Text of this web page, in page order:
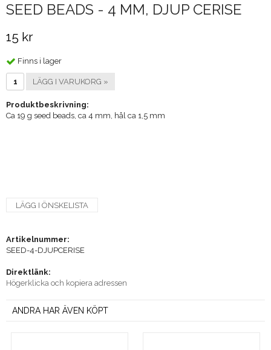
SEED BEADS - 4 MM, DJUP CERISE
15 kr
Finns i lager
LÄGG I VARUKORG »
Produktbeskrivning:
Ca 19 g seed beads, ca 4 mm, hål ca 1,5 mm
LÄGG I ÖNSKELISTA
Artikelnummer:
SEED-4-DJUPCERISE
Direktlänk:
Högerklicka och kopiera adressen
ANDRA HAR ÄVEN KÖPT